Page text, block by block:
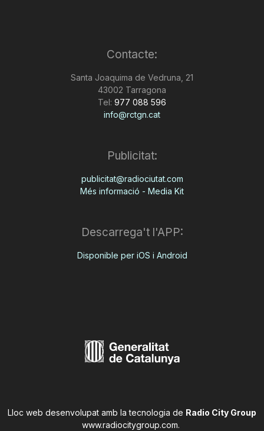
Contacte:
Santa Joaquima de Vedruna, 21
43002 Tarragona
Tel: 977 088 596
info@rctgn.cat
Publicitat:
publicitat@radiociutat.com
Més informació - Media Kit
Descarrega't l'APP:
Disponible per iOS i Android
Lloc web desenvolupat amb la tecnologia de Radio City Group
www.radiocitygroup.com.